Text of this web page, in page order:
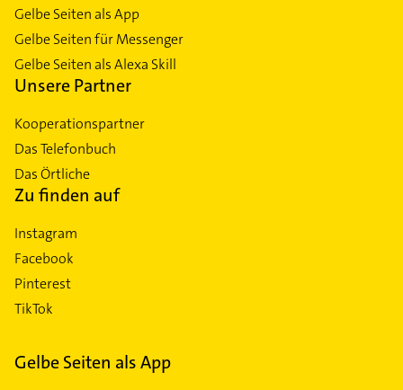
Gelbe Seiten als App
Gelbe Seiten für Messenger
Gelbe Seiten als Alexa Skill
Unsere Partner
Kooperationspartner
Das Telefonbuch
Das Örtliche
Zu finden auf
Instagram
Facebook
Pinterest
TikTok
Gelbe Seiten als App